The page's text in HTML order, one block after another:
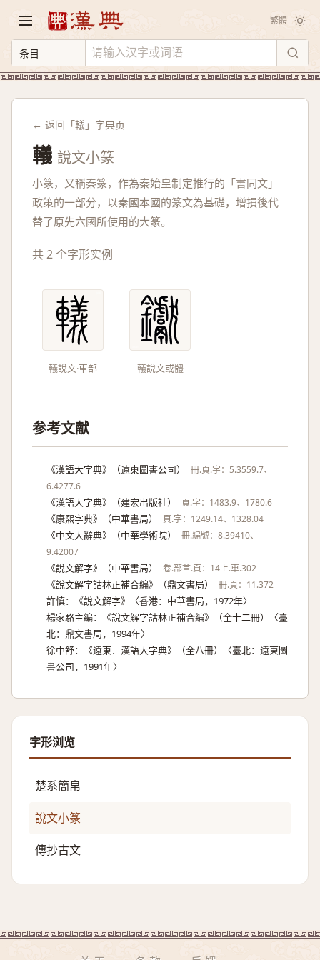
繁體
← 返回「轙」字典页
轙 說文小篆
小篆，又稱秦篆，作為秦始皇制定推行的「書同文」
政策的一部分，以秦國本國的篆文為基礎，增損後代
替了原先六國所使用的大篆。
共 2 个字形实例
轙說文‧車部 轙說文或體
参考文献
《漢語大字典》（遠東圖書公司）
冊.頁.字：5.3559.7、
6.4277.6
《漢語大字典》（建宏出版社） 頁.字：1483.9、1780.6
《康熙字典》（中華書局） 頁.字：1249.14、1328.04
《中文大辭典》（中華學術院）
冊.編號：8.39410、
9.42007
《說文解字》（中華書局） 卷.部首.頁：14上.車.302
《說文解字詁林正補合編》（鼎文書局） 冊.頁：11.372
許慎：《說文解字》〈香港：中華書局，1972年〉
楊家駱主編：《說文解字詁林正補合編》（全十二冊）〈臺
北：鼎文書局，1994年〉
徐中舒：《遠東．漢語大字典》（全八冊）〈臺北：遠東圖
書公司，1991年〉
字形浏览
楚系簡帛
說文小篆
傳抄古文